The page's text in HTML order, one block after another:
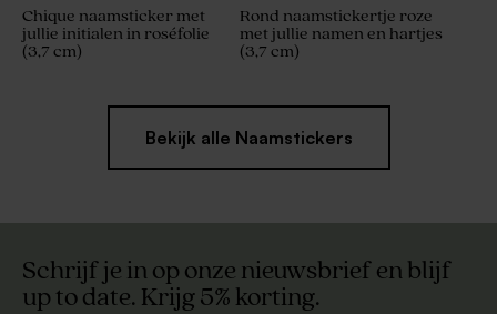
Chique naamsticker met
jullie initialen in roséfolie
(3,7 cm)
Rond naamstickertje roze
met jullie namen en hartjes
(3,7 cm)
Bekijk alle Naamstickers
Schrijf je in op onze nieuwsbrief en blijf
up to date. Krijg 5% korting.